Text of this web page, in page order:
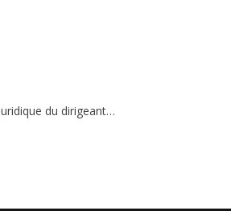
du dirigeant…